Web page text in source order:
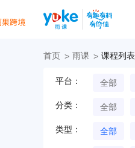
首页 雨课 课程列表
平台： 全部
分类： 全部
类型： 全部